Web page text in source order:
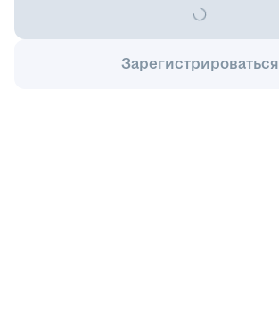
Зарегистрироваться